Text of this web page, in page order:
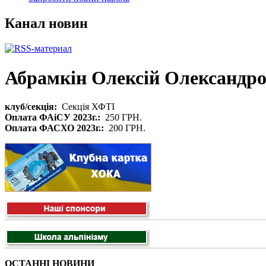
Канал новин
Абрамкін Олексій
клуб/секція: Секція ХФТІ
Оплата ФАіСУ 2023г.: 250 ГРН.
Оплата ФАСХО 2023г.: 200 ГРН.
ОСТАННІ НОВИНИ